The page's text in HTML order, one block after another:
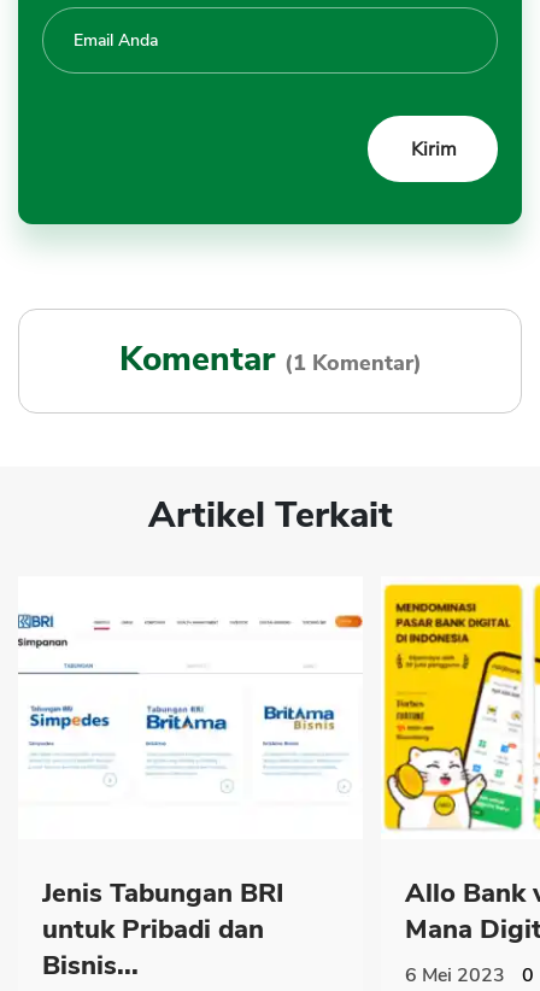
Komentar (1 Komentar)
Artikel Terkait
Jenis Tabungan BRI
untuk Pribadi dan
Bisnis...
Allo Bank
Mana
6 Mei 2023 0